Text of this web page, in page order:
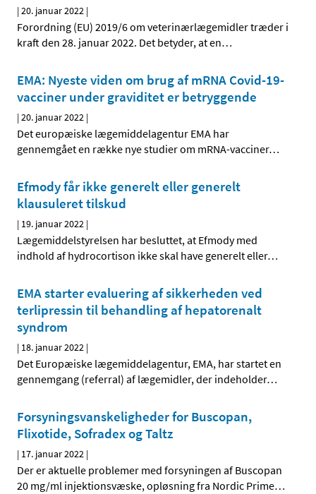
|20. januar 2022 |
Forordning (EU) 2019/6 om veterinærlægemidler træder i
kraft den 28. januar 2022. Det betyder, at en…
EMA: Nyeste viden om brug af mRNA Covid-19-
vacciner under graviditet er betryggende
|20. januar 2022 |
Det europæiske lægemiddelagentur EMA har
gennemgået en række nye studier om mRNA-vacciner…
Efmody får ikke generelt eller generelt
klausuleret tilskud
| 19. januar 2022 |
Lægemiddelstyrelsen har besluttet, at Efmody med
indhold af hydrocortison ikke skal have generelt eller…
EMA starter evaluering af sikkerheden ved
terlipressin til behandling af hepatorenalt
syndrom
| 18. januar 2022 |
Det Europæiske lægemiddelagentur, EMA, har startet en
gennemgang (referral) af lægemidler, der indeholder…
Forsyningsvanskeligheder for Buscopan,
Flixotide, Sofradex og Taltz
| 17. januar 2022 |
Der er aktuelle problemer med forsyningen af Buscopan
20 mg/ml injektionsvæske, opløsning fra Nordic Prime…